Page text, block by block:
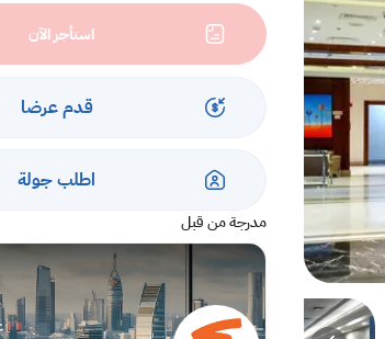
استأجر الآن
قدم عرضا
اطلب جولة
مدرجة من قبل